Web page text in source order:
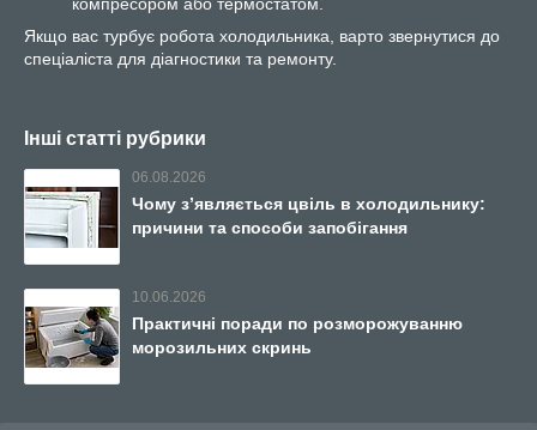
Якщо вас турбує робота холодильника, варто звернутися до
спеціаліста для діагностики та ремонту.
Інші статті рубрики
06.08.2026
Чому з’являється цвіль в холодильнику:
причини та способи запобігання
10.06.2026
Практичні поради по розморожуванню
морозильних скринь